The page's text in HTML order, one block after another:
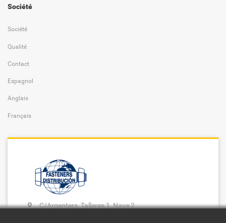
Société
Société
Qualité
Contact
Espagnol
Anglais
Français
C/Argenters, Talleres 1, Nave 2